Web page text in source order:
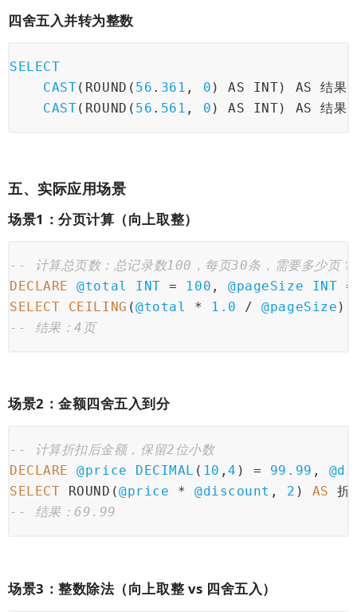
四舍五入并转为整数
SELECT
CAST(ROUND( 56 . 361 , 0 ) AS INT) AS 结果
CAST(ROUND( 56 . 561 , 0 ) AS INT) AS 结果
五、实际应用场景
场景1：分页计算（向上取整）
-- 计算总页数：总记录数100，每页30条，需要多少页？
DECLARE
@total INT = 100 , @pageSize INT =
SELECT
CEILING (@total * 1.0 / @pageSize )
-- 结果：4页
场景2：金额四舍五入到分
-- 计算折扣后金额，保留2位小数
DECLARE
@price DECIMAL ( 10 ,4 ) = 99.99 ,
SELECT ROUND(@price * @discount , 2 ) AS 折
-- 结果：69.99
场景3：整数除法（向上取整 vs 四舍五入）